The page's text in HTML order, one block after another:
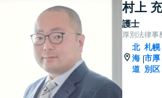
村上
護士
厚別法律事
北
海
道
|
札幌
市厚
別区